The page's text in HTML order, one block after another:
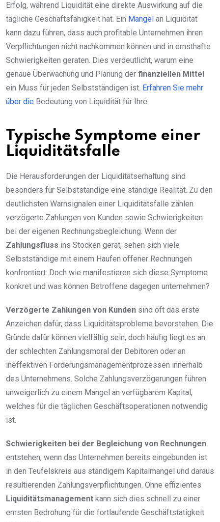
Erfolg, während Liquidität eine direkte Auswirkung auf die
tägliche Geschäftsfähigkeit hat. Ein Mangel an Liquidität
kann dazu führen, dass auch profitable Unternehmen ihren
Verpflichtungen nicht nachkommen können und in ernsthafte
Schwierigkeiten geraten. Dies verdeutlicht, warum eine
genaue Überwachung und Planung der finanziellen Mittel
ein Muss für jeden Selbstständigen ist. Erfahren Sie mehr
über die Bedeutung von Liquidität für Ihre.
Typische Symptome einer
Liquiditätsfalle
Die Herausforderungen der Liquiditätserhaltung sind
besonders für Selbstständige eine ständige Realität. Zu den
deutlichsten Warnsignalen einer Liquiditätsfalle zählen
verzögerte Zahlungen von Kunden sowie Schwierigkeiten
bei der eigenen Rechnungsbegleichung. Wenn der
Zahlungsfluss ins Stocken gerät, sehen sich viele
Selbstständige mit einem Haufen offener Rechnungen
konfrontiert. Doch wie manifestieren sich diese Symptome
konkret und was können Betroffene dagegen unternehmen?
Verzögerte Zahlungen von Kunden sind oft das erste
Anzeichen dafür, dass Liquiditätsprobleme bevorstehen. Die
Gründe dafür können vielfältig sein, doch häufig liegt es an
der schlechten Zahlungsmoral der Debitoren oder an
ineffektiven Forderungsmanagementprozessen innerhalb
des Unternehmens. Solche Zahlungsverzögerungen führen
unweigerlich zu einem Mangel an verfügbarem Kapital,
welches für die täglichen Geschäftsoperationen notwendig
ist.
Schwierigkeiten bei der Begleichung von Rechnungen
entstehen, wenn das Unternehmen bereits eingebunden ist
in den Teufelskreis aus ständigem Kapitalmangel und daraus
resultierenden Zahlungsverpflichtungen. Ohne effizientes
Liquiditätsmanagement kann sich dies schnell zu einer
ernsten Bedrohung für die fortlaufende Geschäftstätigkeit